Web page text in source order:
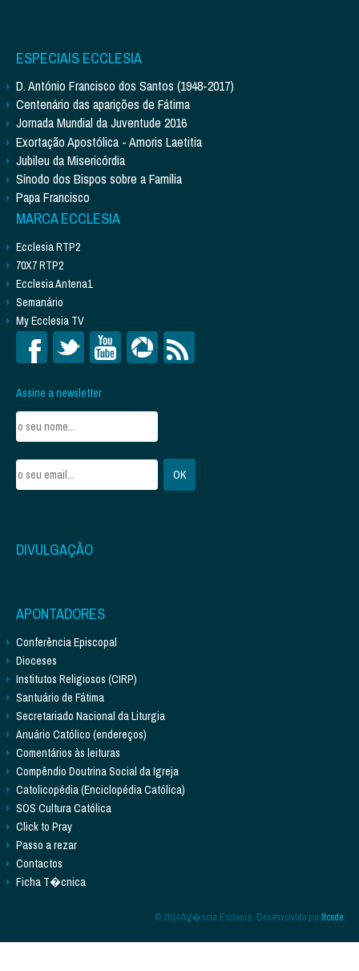
ESPECIAIS ECCLESIA
D. António Francisco dos Santos (1948-2017)
Centenário das aparições de Fátima
Jornada Mundial da Juventude 2016
Exortação Apostólica - Amoris Laetitia
Jubileu da Misericórdia
Sínodo dos Bispos sobre a Família
Papa Francisco
MARCA ECCLESIA
Ecclesia RTP2
70X7 RTP2
Ecclesia Antena1
Semanário
My Ecclesia TV
Assine a newsletter
DIVULGAÇÃO
APONTADORES
Conferência Episcopal
Dioceses
Institutos Religiosos (CIRP)
Santuário de Fátima
Secretariado Nacional da Liturgia
Anuário Católico (endereços)
Comentários às leituras
Compêndio Doutrina Social da Igreja
Catolicopédia (Enciclopédia Católica)
SOS Cultura Católica
Click to Pray
Passo a rezar
Contactos
Ficha T�cnica
© 2014 Ag�ncia Ecclesia. Desenvolvido porItcode